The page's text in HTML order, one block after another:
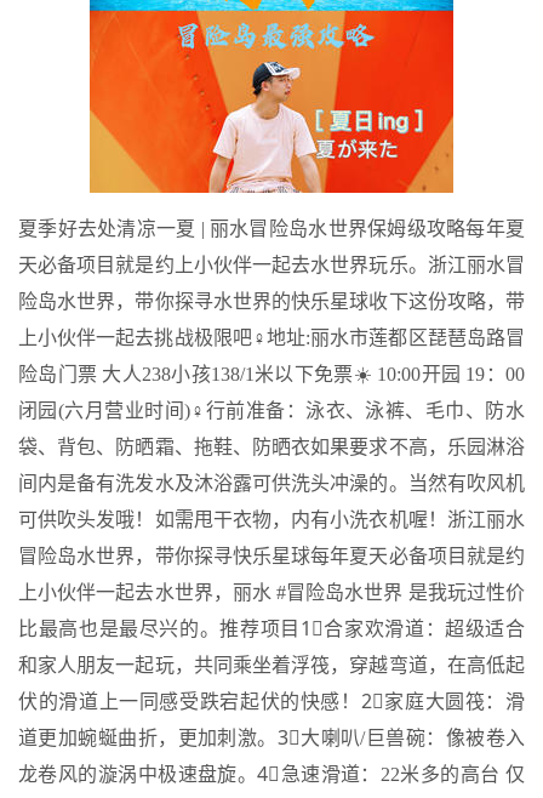
夏季好去处清凉一夏 | 丽水冒险岛水世界保姆级攻略每年夏
天必备项目就是约上小伙伴一起去水世界玩乐。浙江丽水冒
险岛水世界，带你探寻水世界的快乐星球收下这份攻略，带
上小伙伴一起去挑战极限吧‍♀️地址:丽水市莲都区琵琶岛路冒
险岛门票 大人238小孩138/1米以下免票☀️ 10:00开园 19：00
闭园(六月营业时间)‍♀️行前准备：泳衣、泳裤、毛巾、防水
袋、背包、防晒霜、拖鞋、防晒衣如果要求不高，乐园淋浴
间内是备有洗发水及沐浴露可供洗头冲澡的。当然有吹风机
可供吹头发哦！如需甩干衣物，内有小洗衣机喔！浙江丽水
冒险岛水世界，带你探寻快乐星球每年夏天必备项目就是约
上小伙伴一起去水世界，丽水 #冒险岛水世界 是我玩过性价
比最高也是最尽兴的。推荐项目1⃣合家欢滑道：超级适合
和家人朋友一起玩，共同乘坐着浮筏，穿越弯道，在高低起
伏的滑道上一同感受跌宕起伏的快感！2⃣家庭大圆筏：滑
道更加蜿蜒曲折，更加刺激。3⃣大喇叭/巨兽碗：像被卷入
龙卷风的漩涡中极速盘旋。4⃣急速滑道：22米多的高台 仅